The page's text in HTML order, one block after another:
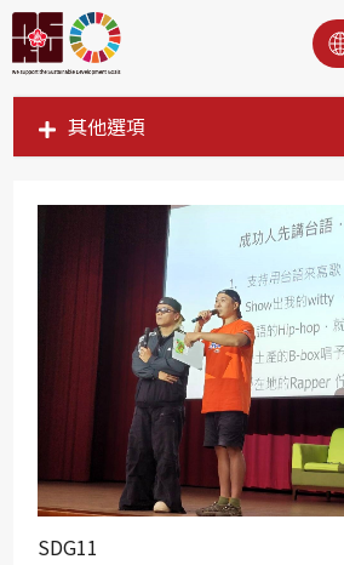
其他選項
SDG1
SDG3
SDG4
SDG5
SDG6
SDG8
SDG9
SDG11